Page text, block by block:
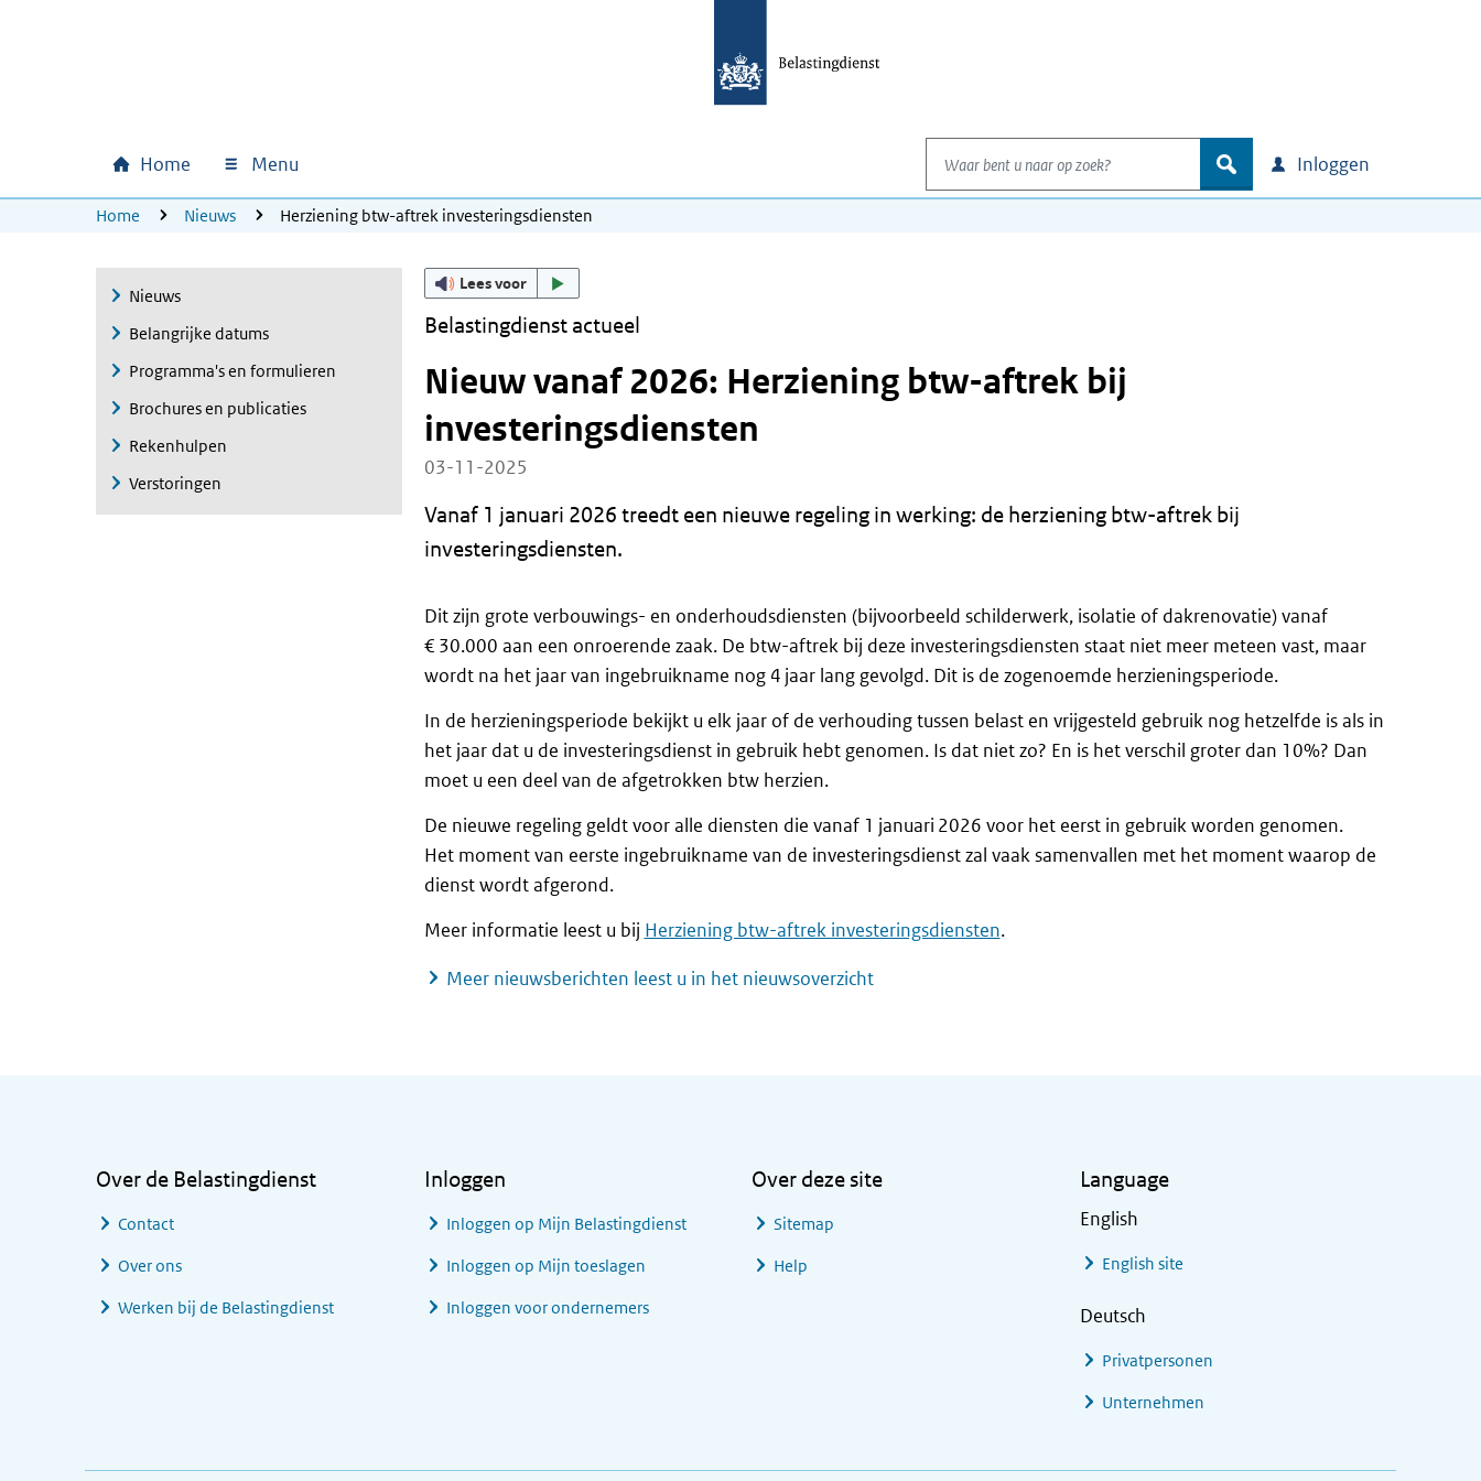
Hoofdnavigatie
Home Menu
Waar bent u naar op zoek?
zoek Inloggen
U bevindt zich hier:
Home Nieuws Herziening btw-aftrek investeringsdiensten
Nieuws
Belangrijke datums
Programma's en formulieren
Brochures en publicaties
Rekenhulpen
Verstoringen
Lees voor
Nieuw vanaf 2026: Herziening btw-aftrek bij
investeringsdiensten
03-11-2025
Belastingdienst actueel
Vanaf 1 januari 2026 treedt een nieuwe regeling in werking: de herziening btw-aftrek bij
investeringsdiensten.
Dit zijn grote verbouwings- en onderhoudsdiensten (bijvoorbeeld schilderwerk, isolatie of dakrenovatie) vanaf
€ 30.000 aan een onroerende zaak. De btw-aftrek bij deze investeringsdiensten staat niet meer meteen vast, maar
wordt na het jaar van ingebruikname nog 4 jaar lang gevolgd. Dit is de zogenoemde herzieningsperiode.
In de herzieningsperiode bekijkt u elk jaar of de verhouding tussen belast en vrijgesteld gebruik nog hetzelfde is als in
het jaar dat u de investeringsdienst in gebruik hebt genomen. Is dat niet zo? En is het verschil groter dan 10%? Dan
moet u een deel van de afgetrokken btw herzien.
De nieuwe regeling geldt voor alle diensten die vanaf 1 januari 2026 voor het eerst in gebruik worden genomen.
Het moment van eerste ingebruikname van de investeringsdienst zal vaak samenvallen met het moment waarop de
dienst wordt afgerond.
Meer informatie leest u bij Herziening btw-aftrek investeringsdiensten.
Meer nieuwsberichten leest u in het nieuwsoverzicht
Over de Belastingdienst
Contact
Over ons
Werken bij de Belastingdienst
Inloggen
Inloggen op Mijn Belastingdienst
Inloggen op Mijn toeslagen
Inloggen voor ondernemers
Over deze site
Sitemap
Help
Language
English
English site
Deutsch
Privatpersonen
Unternehmen